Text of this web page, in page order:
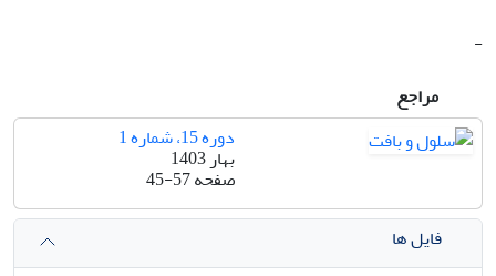
-
مراجع
دوره 15، شماره 1
بهار 1403
صفحه45-57
فایل ها